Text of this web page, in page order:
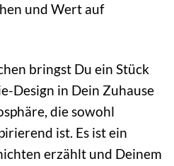
und Wert auf
bringst Du ein Stück
Design in Dein Zuhause
die sowohl
ist. Es ist ein
erzählt und Deinem